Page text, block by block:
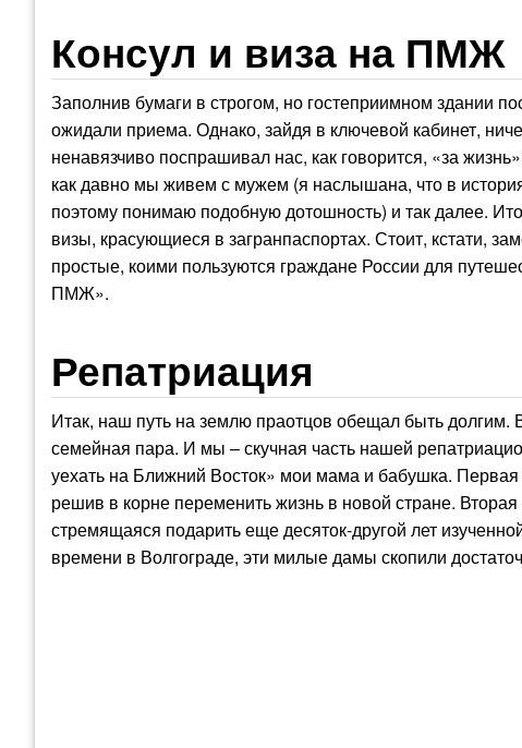
Консул и виза на ПМЖ
Заполнив бумаги в строгом, но гостеприимном здании
ожидали приема. Однако, зайдя в ключевой кабинет,
ненавязчиво поспрашивал нас, как говорится, «за
как давно мы живем с мужем (я наслышана, что в
поэтому понимаю подобную дотошность) и так далее.
визы, красующиеся в загранпаспортах. Стоит, кстати,
простые, коими пользуются граждане России для
ПМЖ».
Репатриация
Итак, наш путь на землю праотцов обещал быть
семейная пара. И мы – скучная часть нашей
уехать на Ближний Восток» мои мама и бабушка. Первая
решив в корне переменить жизнь в новой стране.
стремящаяся подарить еще десяток-другой лет
времени в Волгограде, эти милые дамы скопили